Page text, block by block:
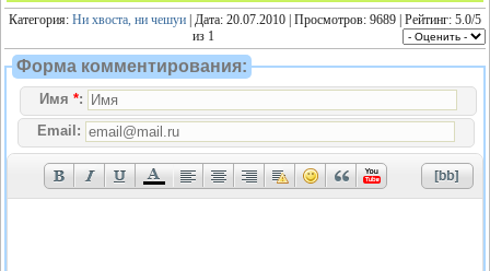
Категория: Ни хвоста, ни чешуи | Дата: 20.07.2010 | Просмотров: 9689 | Рейтинг: 5.0/5
из 1
Форма комментирования:
Имя *:
Email: